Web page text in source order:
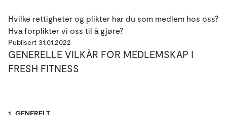
Hvilke rettigheter og plikter har du som medlem hos oss?
Hva forplikter vi oss til å gjøre?
Publisert 31.01.2022
GENERELLE VILKÅR FOR MEDLEMSKAP I
FRESH FITNESS
1. GENERELT